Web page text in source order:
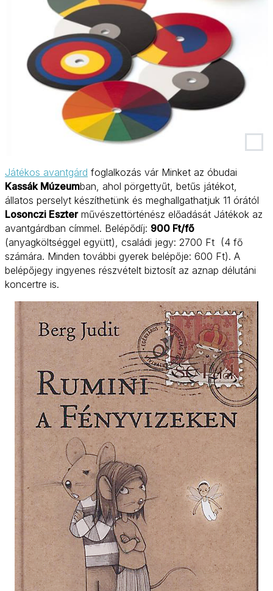
Játékos avantgárd foglalkozás vár Minket az óbudai
Kassák Múzeumban, ahol pörgettyűt, betűs játékot,
állatos perselyt készíthetünk és meghallgathatjuk 11 órától
Losonczi Eszterművészettörténész előadását Játékok az
avantgárdban címmel. Belépődíj: 900 Ft/fő
(anyagköltséggel együtt), családi jegy: 2700 Ft (4 fő
számára. Minden további gyerek belépője: 600 Ft). A
belépőjegy ingyenes részvételt biztosít az aznap délutáni
koncertre is.